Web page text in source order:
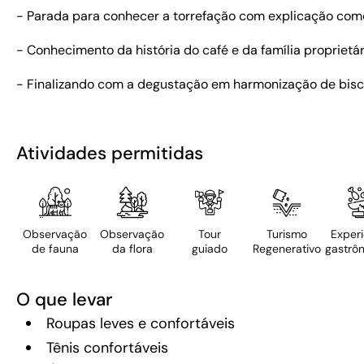
- Parada para conhecer a torrefação com explicação
- Conhecimento da história do café e da família
- Finalizando com a degustação em harmonização de
Atividades permitidas
Observação
de fauna
Observação
da flora
Tour
guiado
Turismo
Regenerativo
O que levar
Roupas leves e confortáveis
Tênis confortáveis